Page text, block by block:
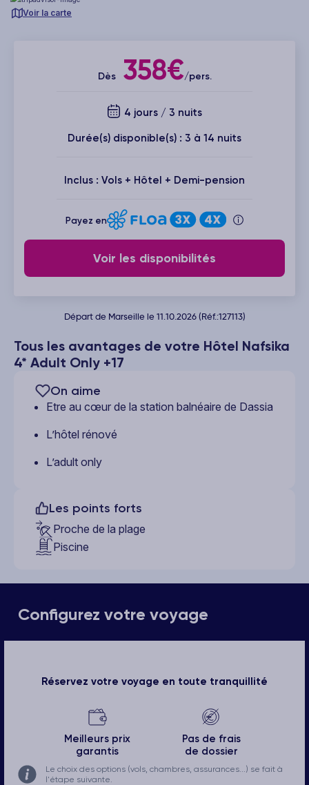
Voir la carte
Tous les avantages de votre Hôtel Nafsika
4* Adult Only +17
On aime
Etre au cœur de la station balnéaire de Dassia
L’hôtel rénové
L’adult only
Les points forts
Proche de la plage
Piscine
Dès358€/pers.
4 jours / 3 nuits
Durée(s) disponible(s) : 3 à 14 nuits
Inclus : Vols + Hôtel + Demi-pension
Payez en
Voir les disponibilités
Départ de Marseille le 11.10.2026 (Réf.:127113)
Configurez votre voyage
Réservez votre voyage en toute tranquillité
Meilleurs prix
garantis
Pas de frais
de dossier
Le choix des options (vols, chambres, assurances...) se fait à
l'étape suivante.